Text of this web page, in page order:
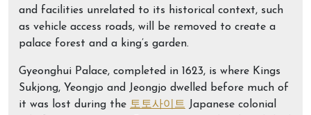
and facilities unrelated to its historical context, such
as vehicle access roads, will be removed to create a
palace forest and a king’s garden.
Gyeonghui Palace, completed in 1623, is where Kings
Sukjong, Yeongjo and Jeongjo dwelled before much of
it was lost during the 토토사이트 Japanese colonial